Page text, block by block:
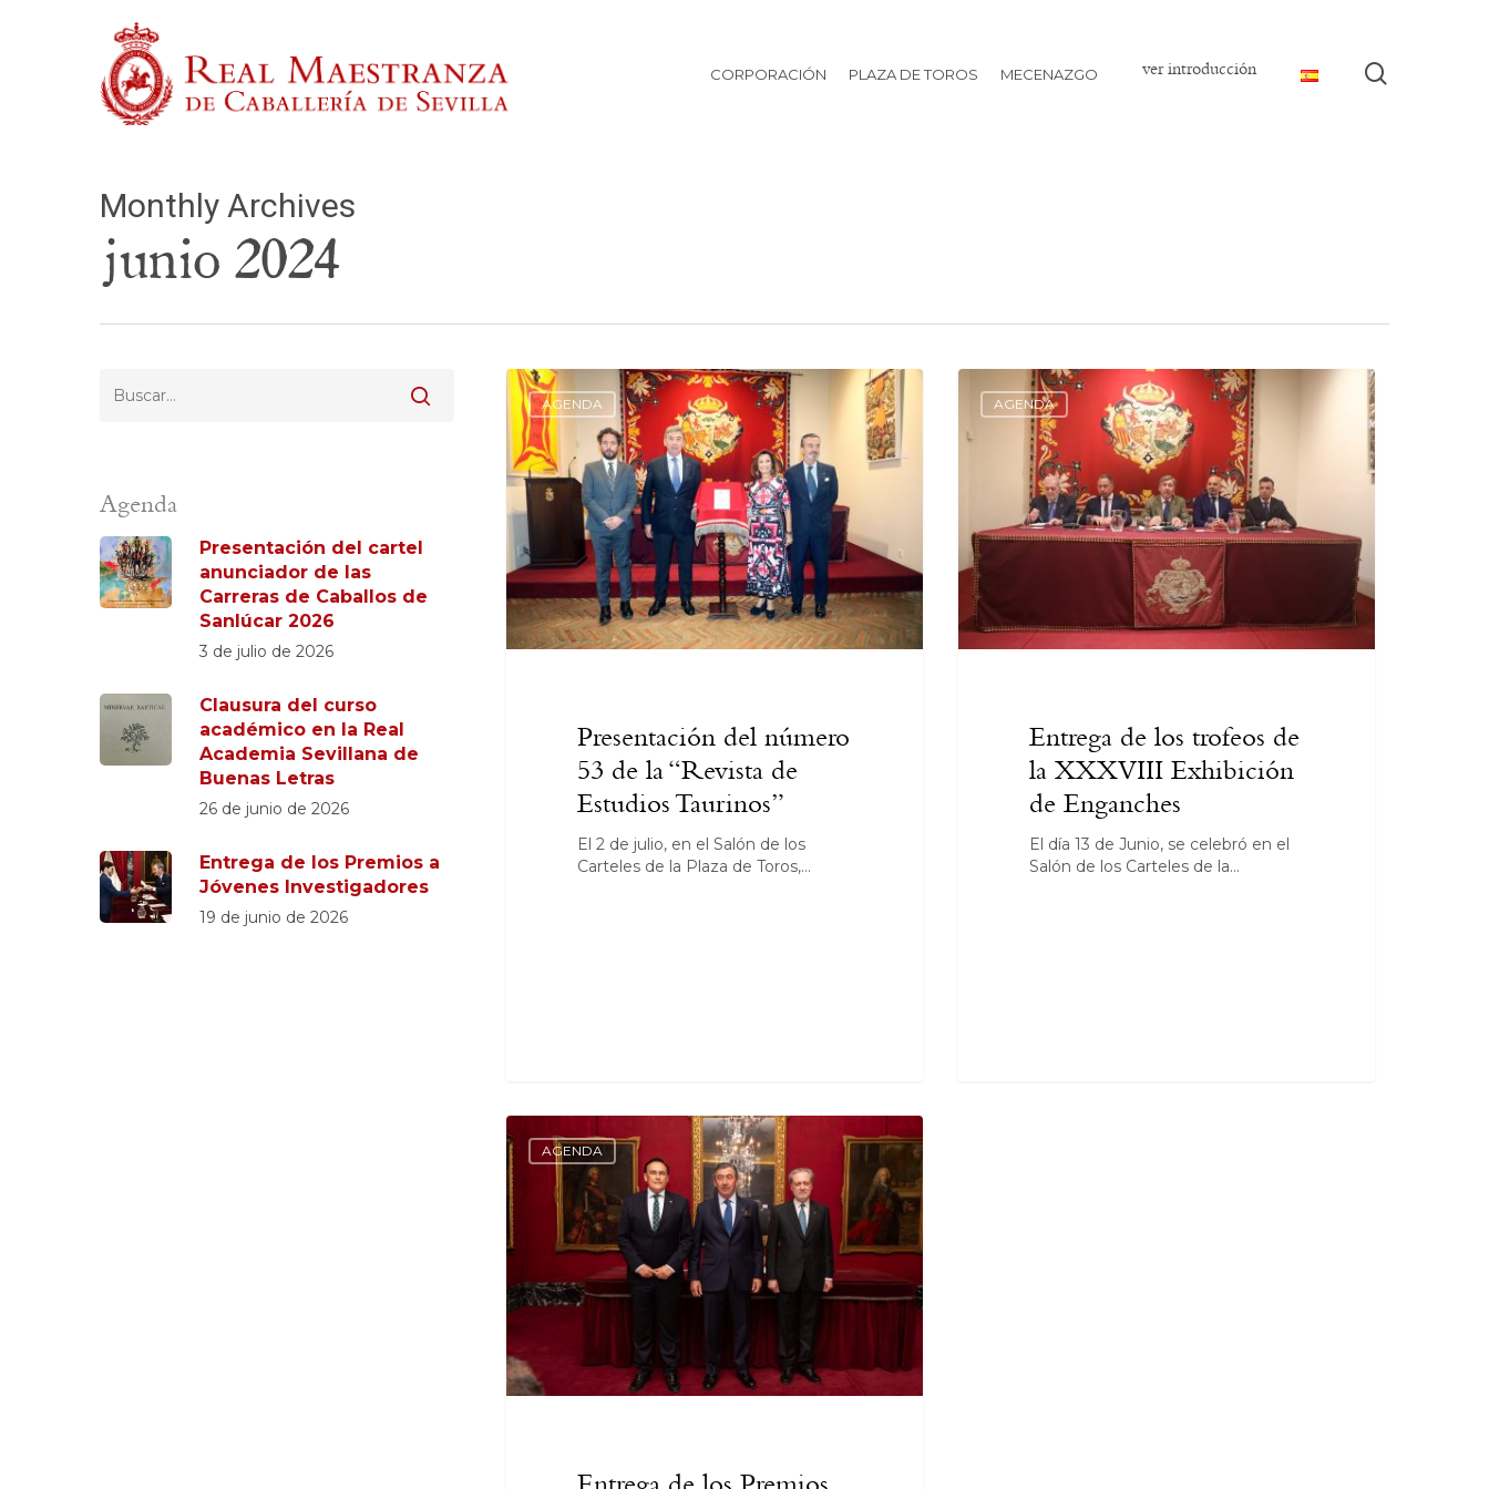
Pulsa Enter para buscar o ESC para cerrar
CORPORACIÓN PLAZA DE TOROS MECENAZGO ver introducción
Monthly Archives
junio 2024
AGENDA
Presentación del número
53 de la “Revista de
Estudios Taurinos”
El 2 de julio, en el Salón de los
Carteles de la Plaza de Toros,…
AGENDA
Entrega de los trofeos de
la XXXVIII Exhibición
de Enganches
El día 13 de Junio, se celebró en el
Salón de los Carteles de la…
AGENDA
Agenda
Presentación del cartel
anunciador de las
Carreras de Caballos de
Sanlúcar 2026
3 de julio de 2026
Clausura del curso
académico en la Real
Academia Sevillana de
Buenas Letras
26 de junio de 2026
Entrega de los Premios a
Jóvenes Investigadores
19 de junio de 2026